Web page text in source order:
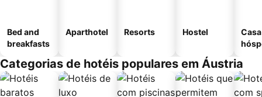
Bed and
breakfasts
Aparthotel Resorts Hostel
Categorias de hotéis populares em Áustria